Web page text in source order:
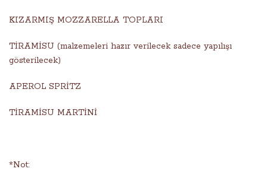
KIZARMIŞ MOZZARELLA TOPLARI
TİRAMİSU (malzemeleri hazır verilecek sadece yapılışı
gösterilecek)
APEROL SPRİTZ
TİRAMİSU MARTİNİ
*Not: